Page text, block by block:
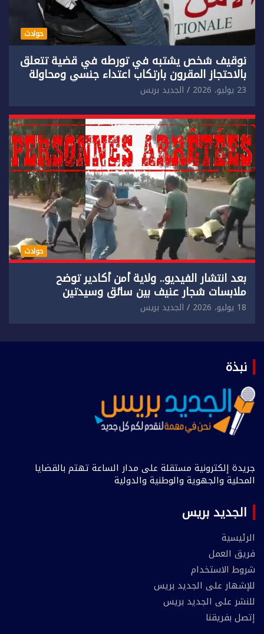
حوادث
توقيف شخص يشتبه في تورطه في قضية تتعلق
بالاحتجاز المقرون بارتكاب اعتداء جنسي ومحاولة
إضرام النار عمدا.
23 يوليو، 2026 الجديد بريس
حوادث
بعد انتشار الفيديو.. ولاية أمن أكادير توضح
ملابسات شجار عنيف بين سائق وسيدتين
18 يوليو، 2026 الجديد بريس
نبذة
جريدة إلكترونية مستقلة على مدار الساعة تهتم بالقضايا
المحلية والجهوية والوطنية والدولية
الجديد بريس
الرئيسية
فريق العمل
شروط الاستخدام
للإشهار على الجديد بريس
للنشر على الجديد بريس
إتصل بفريقنا